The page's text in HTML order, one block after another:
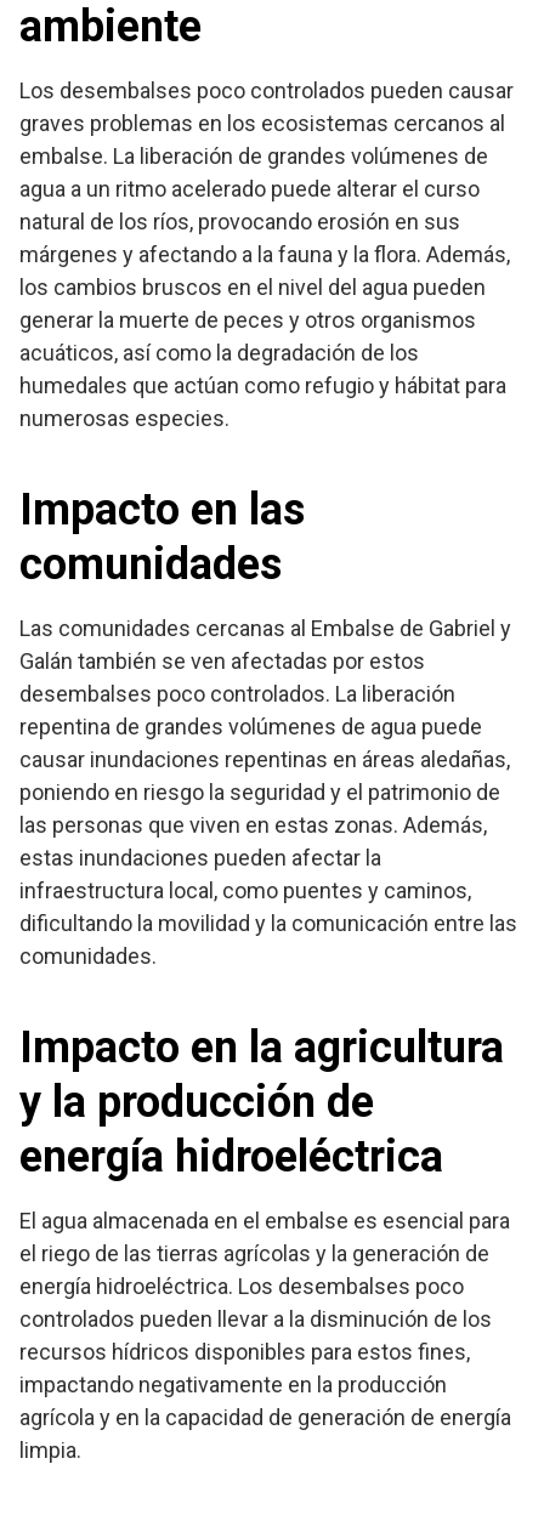
ambiente
Los desembalses poco controlados pueden causar
graves problemas en los ecosistemas cercanos al
embalse. La liberación de grandes volúmenes de
agua a un ritmo acelerado puede alterar el curso
natural de los ríos, provocando erosión en sus
márgenes y afectando a la fauna y la flora. Además,
los cambios bruscos en el nivel del agua pueden
generar la muerte de peces y otros organismos
acuáticos, así como la degradación de los
humedales que actúan como refugio y hábitat para
numerosas especies.
Impacto en las
comunidades
Las comunidades cercanas al Embalse de Gabriel y
Galán también se ven afectadas por estos
desembalses poco controlados. La liberación
repentina de grandes volúmenes de agua puede
causar inundaciones repentinas en áreas aledañas,
poniendo en riesgo la seguridad y el patrimonio de
las personas que viven en estas zonas. Además,
estas inundaciones pueden afectar la
infraestructura local, como puentes y caminos,
dificultando la movilidad y la comunicación entre las
comunidades.
Impacto en la agricultura
y la producción de
energía hidroeléctrica
El agua almacenada en el embalse es esencial para
el riego de las tierras agrícolas y la generación de
energía hidroeléctrica. Los desembalses poco
controlados pueden llevar a la disminución de los
recursos hídricos disponibles para estos fines,
impactando negativamente en la producción
agrícola y en la capacidad de generación de energía
limpia.